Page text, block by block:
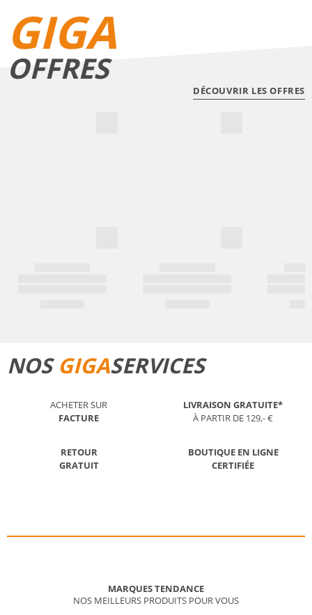
GIGA
OFFRES
DÉCOUVRIR LES OFFRES
NOS GIGASERVICES
ACHETER SUR
FACTURE
LIVRAISON GRATUITE*
À PARTIR DE 129,- €
RETOUR
GRATUIT
BOUTIQUE EN LIGNE
CERTIFIÉE
MARQUES TENDANCE
NOS MEILLEURS PRODUITS POUR VOUS